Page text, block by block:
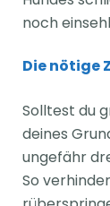
noch
Die nötige
Solltest du
deines
ungefähr
So